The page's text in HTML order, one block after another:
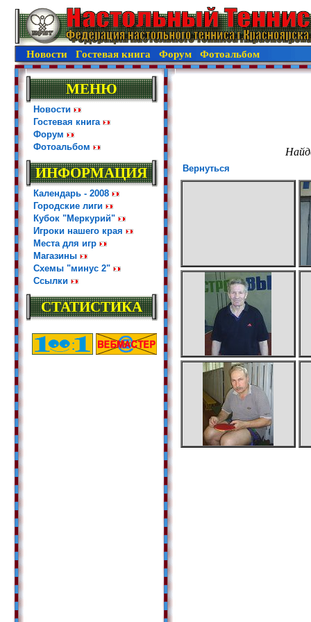
Новости Гостевая книга Форум Фотоальбом
МЕНЮ
Новости
Гостевая книга
Форум
Фотоальбом
ИНФОРМАЦИЯ
Календарь - 2008
Городские лиги
Кубок "Меркурий"
Игроки нашего края
Места для игр
Магазины
Схемы "минус 2"
Ссылки
СТАТИСТИКА
Вернуться